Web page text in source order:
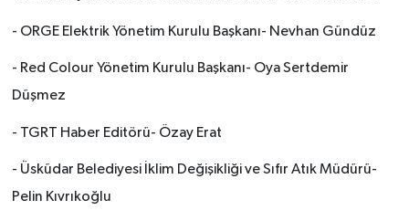
- ORGE Elektrik Yönetim Kurulu Başkanı- Nevhan Gündüz
- Red Colour Yönetim Kurulu Başkanı- Oya Sertdemir
Düşmez
- TGRT Haber Editörü- Özay Erat
- Üsküdar Belediyesi İklim Değişikliği ve Sıfır Atık Müdürü-
Pelin Kıvrıkoğlu